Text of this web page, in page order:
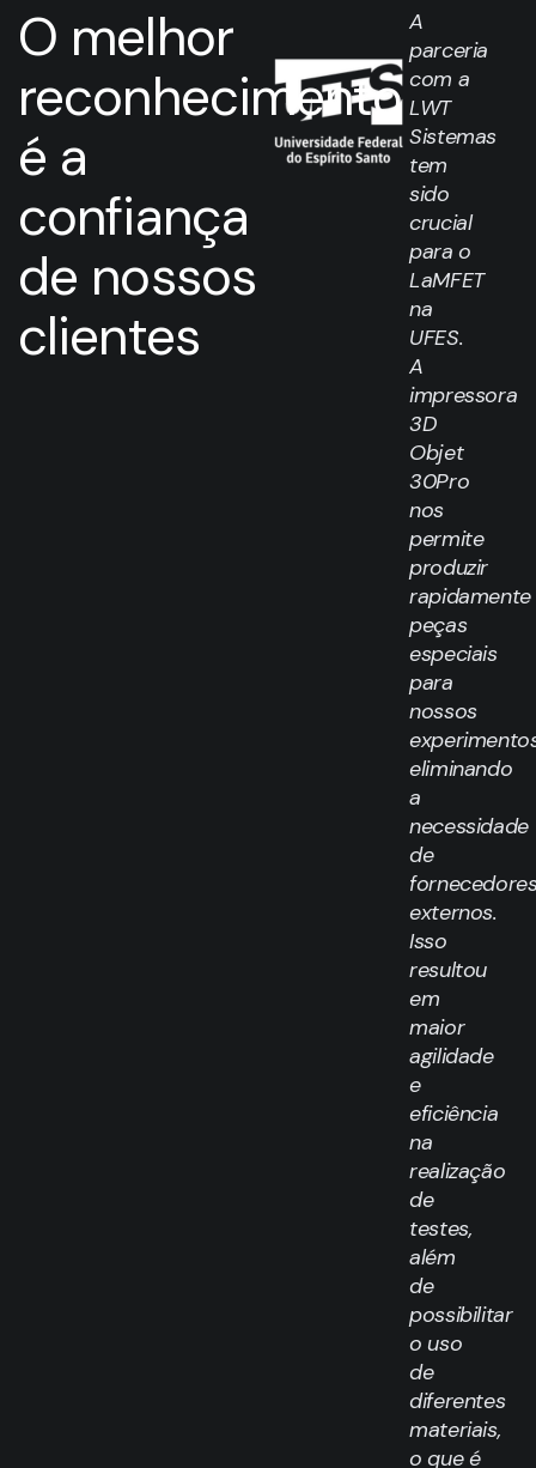
O melhor
reconhecimento
é a
confiança
de nossos
clientes
A
parceria
com a
LWT
Sistemas
tem
sido
crucial
para o
LaMFET
na
UFES.
A
impressora
3D
Objet
30Pro
nos
permite
produzir
rapidamente
peças
especiais
para
nossos
eliminando
a
necessidade
de
externos.
Isso
resultou
em
maior
agilidade
e
eficiência
na
realização
de
testes,
além
de
possibilitar
o uso
de
diferentes
materiais,
o que é